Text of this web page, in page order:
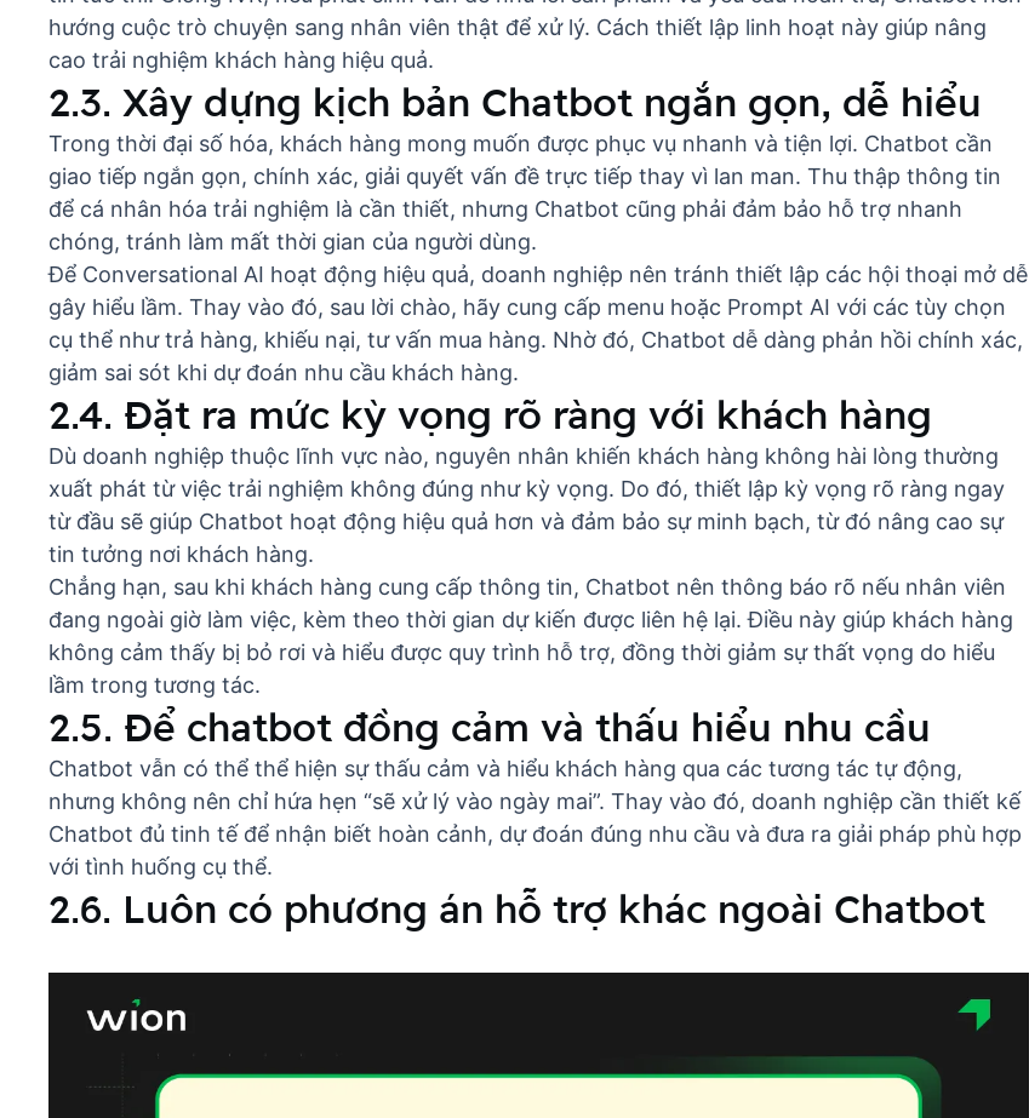
hướng cuộc trò chuyện sang nhân viên thật để xử lý. Cách thiết lập linh hoạt này giúp nâng
cao trải nghiệm khách hàng hiệu quả.
2.3. Xây dựng kịch bản Chatbot ngắn gọn, dễ hiểu
Trong thời đại số hóa, khách hàng mong muốn được phục vụ nhanh và tiện lợi. Chatbot cần
giao tiếp ngắn gọn, chính xác, giải quyết vấn đề trực tiếp thay vì lan man. Thu thập thông tin
để cá nhân hóa trải nghiệm là cần thiết, nhưng Chatbot cũng phải đảm bảo hỗ trợ nhanh
chóng, tránh làm mất thời gian của người dùng.
Để Conversational AI hoạt động hiệu quả, doanh nghiệp nên tránh thiết lập các hội thoại mở dễ
gây hiểu lầm. Thay vào đó, sau lời chào, hãy cung cấp menu hoặc Prompt AI với các tùy chọn
cụ thể như trả hàng, khiếu nại, tư vấn mua hàng. Nhờ đó, Chatbot dễ dàng phản hồi chính xác,
giảm sai sót khi dự đoán nhu cầu khách hàng.
2.4. Đặt ra mức kỳ vọng rõ ràng với khách hàng
Dù doanh nghiệp thuộc lĩnh vực nào, nguyên nhân khiến khách hàng không hài lòng thường
xuất phát từ việc trải nghiệm không đúng như kỳ vọng. Do đó, thiết lập kỳ vọng rõ ràng ngay
từ đầu sẽ giúp Chatbot hoạt động hiệu quả hơn và đảm bảo sự minh bạch, từ đó nâng cao sự
tin tưởng nơi khách hàng.
Chẳng hạn, sau khi khách hàng cung cấp thông tin, Chatbot nên thông báo rõ nếu nhân viên
đang ngoài giờ làm việc, kèm theo thời gian dự kiến được liên hệ lại. Điều này giúp khách hàng
không cảm thấy bị bỏ rơi và hiểu được quy trình hỗ trợ, đồng thời giảm sự thất vọng do hiểu
lầm trong tương tác.
2.5. Để chatbot đồng cảm và thấu hiểu nhu cầu
Chatbot vẫn có thể thể hiện sự thấu cảm và hiểu khách hàng qua các tương tác tự động,
nhưng không nên chỉ hứa hẹn “sẽ xử lý vào ngày mai”. Thay vào đó, doanh nghiệp cần thiết kế
Chatbot đủ tinh tế để nhận biết hoàn cảnh, dự đoán đúng nhu cầu và đưa ra giải pháp phù hợp
với tình huống cụ thể.
2.6. Luôn có phương án hỗ trợ khác ngoài Chatbot